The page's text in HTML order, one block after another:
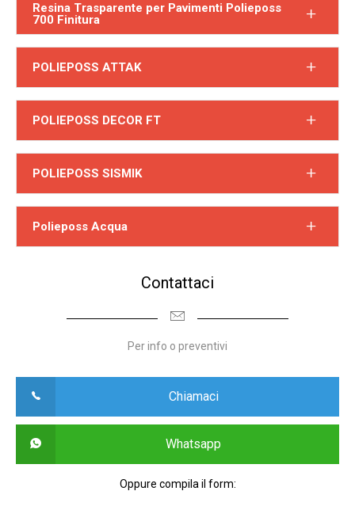
Resina Trasparente per Pavimenti Polieposs
700 Finitura
POLIEPOSS ATTAK
POLIEPOSS DECOR FT
POLIEPOSS SISMIK
Polieposs Acqua
Contattaci
Per info o preventivi
Chiamaci
Whatsapp
Oppure compila il form: